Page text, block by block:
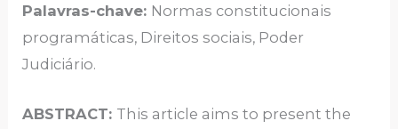
Palavras-chave: Normas constitucionais
programáticas, Direitos sociais, Poder
Judiciário.
ABSTRACT: This article aims to present the